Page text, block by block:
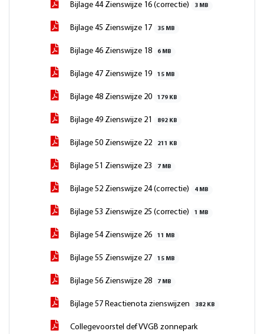
Bijlage 44 Zienswijze 16 (correctie) 3 MB
Bijlage 45 Zienswijze 17 35 MB
Bijlage 46 Zienswijze 18 6 MB
Bijlage 47 Zienswijze 19 15 MB
Bijlage 48 Zienswijze 20 179 KB
Bijlage 49 Zienswijze 21 892 KB
Bijlage 50 Zienswijze 22 211 KB
Bijlage 51 Zienswijze 23 7 MB
Bijlage 52 Zienswijze 24 (correctie) 4 MB
Bijlage 53 Zienswijze 25 (correctie) 1 MB
Bijlage 54 Zienswijze 26 11 MB
Bijlage 55 Zienswijze 27 15 MB
Bijlage 56 Zienswijze 28 7 MB
Bijlage 57 Reactienota zienswijzen 382 KB
Collegevoorstel def VVGB zonnepark